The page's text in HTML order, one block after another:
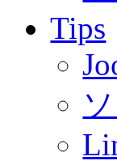
Tips